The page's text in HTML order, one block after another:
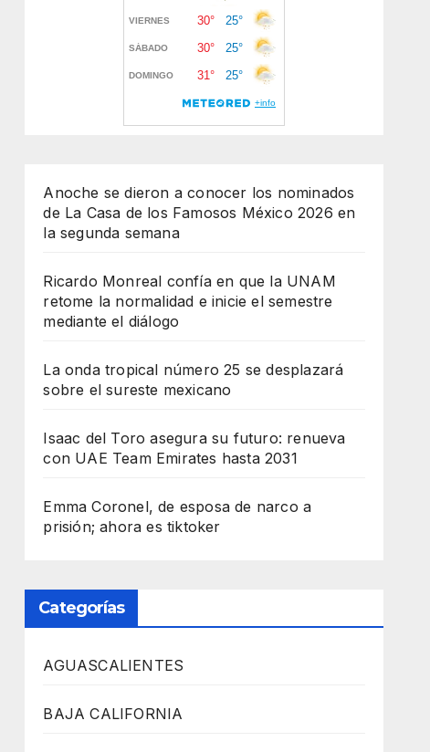
Anoche se dieron a conocer los nominados
de La Casa de los Famosos México 2026 en
la segunda semana
Ricardo Monreal confía en que la UNAM
retome la normalidad e inicie el semestre
mediante el diálogo
La onda tropical número 25 se desplazará
sobre el sureste mexicano
Isaac del Toro asegura su futuro: renueva
con UAE Team Emirates hasta 2031
Emma Coronel, de esposa de narco a
prisión; ahora es tiktoker
Categorías
AGUASCALIENTES
BAJA CALIFORNIA